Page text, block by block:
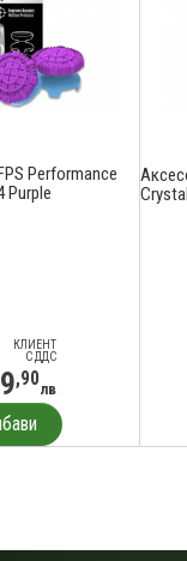
Performance
Purple
КЛИЕНТ
С ДДС
,90лв